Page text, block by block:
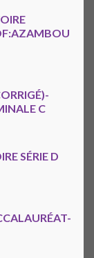
C
SÉRIE D